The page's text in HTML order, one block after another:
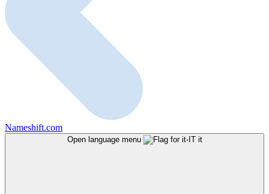
Nameshift.com
Open language menu it